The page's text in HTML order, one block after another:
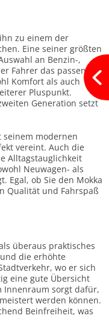
zu einem der
Eine seiner größten
an Benzin-,
Fahrer das passende
Komfort als auch
Pluspunkt.
Generation setzt
modernen
vereint. Auch die
Alltagstauglichkeit
Neuwagen- als
Egal, ob Sie den Mokka
Qualität und Fahrspaß
überaus praktisches
die erhöhte
wo er sich
eine gute Übersicht
Innenraum sorgt dafür,
werden können.
Beinfreiheit, was